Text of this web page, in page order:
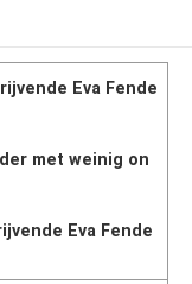
Eva Fende
met weinig on
Eva Fende